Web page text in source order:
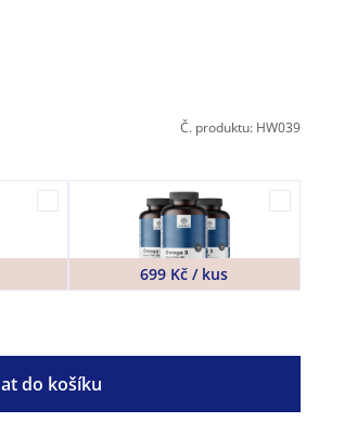
Č. produktu: HW039
699 Kč / kus
do košíku